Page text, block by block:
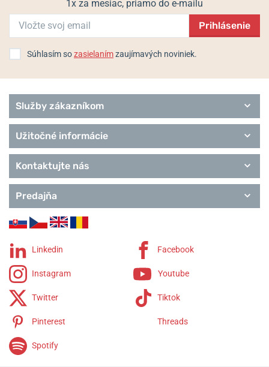
Populárne modelové rady MeisterSinger
Classic Plus
Editions
Meisterstücke
Remienky MeisterSinger
1x za mesiac, priamo do e-mailu
Prihlásenie
Súhlasím sozasielanímzaujímavých noviniek.
Služby zákazníkom
Užitočné informácie
Kontaktujte nás
Predajňa
Linkedin Facebook
Instagram Youtube
Twitter Tiktok
Pinterest Threads
Spotify